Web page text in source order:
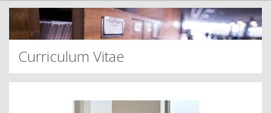
Curriculum Vitae